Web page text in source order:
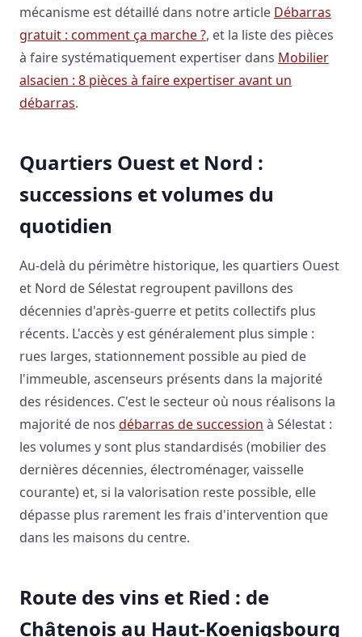
mécanisme est détaillé dans notre article Débarras
gratuit : comment ça marche ?, et la liste des pièces
à faire systématiquement expertiser dans Mobilier
alsacien : 8 pièces à faire expertiser avant un
débarras.
Quartiers Ouest et Nord :
successions et volumes du
quotidien
Au-delà du périmètre historique, les quartiers Ouest
et Nord de Sélestat regroupent pavillons des
décennies d'après-guerre et petits collectifs plus
récents. L'accès y est généralement plus simple :
rues larges, stationnement possible au pied de
l'immeuble, ascenseurs présents dans la majorité
des résidences. C'est le secteur où nous réalisons la
majorité de nos débarras de succession à Sélestat :
les volumes y sont plus standardisés (mobilier des
dernières décennies, électroménager, vaisselle
courante) et, si la valorisation reste possible, elle
dépasse plus rarement les frais d'intervention que
dans les maisons du centre.
Route des vins et Ried : de
Châtenois au Haut-Koenigsbourg